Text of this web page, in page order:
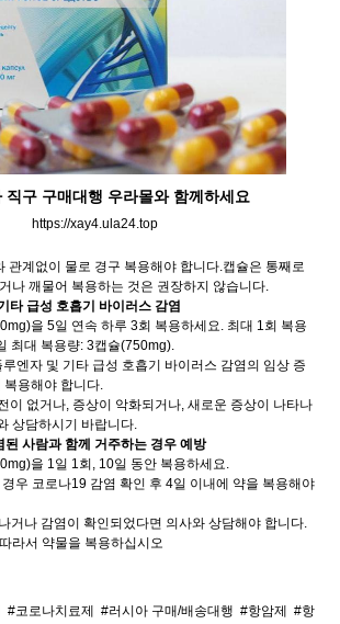
직구 구매대행 우라몰와 함께하세요
https://xay4.ula24.top
관계없이 물로 경구 복용해야 합니다.캡슐은 통째로
나 깨물어 복용하는 것은 권장하지 않습니다.
타 급성 호흡기 바이러스 감염
을 5일 연속 하루 3회 복용하세요. 최대 1회 복용
최대 복용량: 3캡슐(750mg).
엔자 및 기타 급성 호흡기 바이러스 감염의 임상 증
용해야 합니다.
이 없거나, 증상이 악화되거나, 새로운 증상이 나타나
상담하시기 바랍니다.
사람과 함께 거주하는 경우 예방
을 1일 1회, 10일 동안 복용하세요.
우 코로나19 감염 확인 후 4일 이내에 약을 복용해야
거나 감염이 확인되었다면 의사와 상담해야 합니다.
라서 약물을 복용하십시오
#코로나치료제 #러시아 구매/배송대행 #항암제 #항